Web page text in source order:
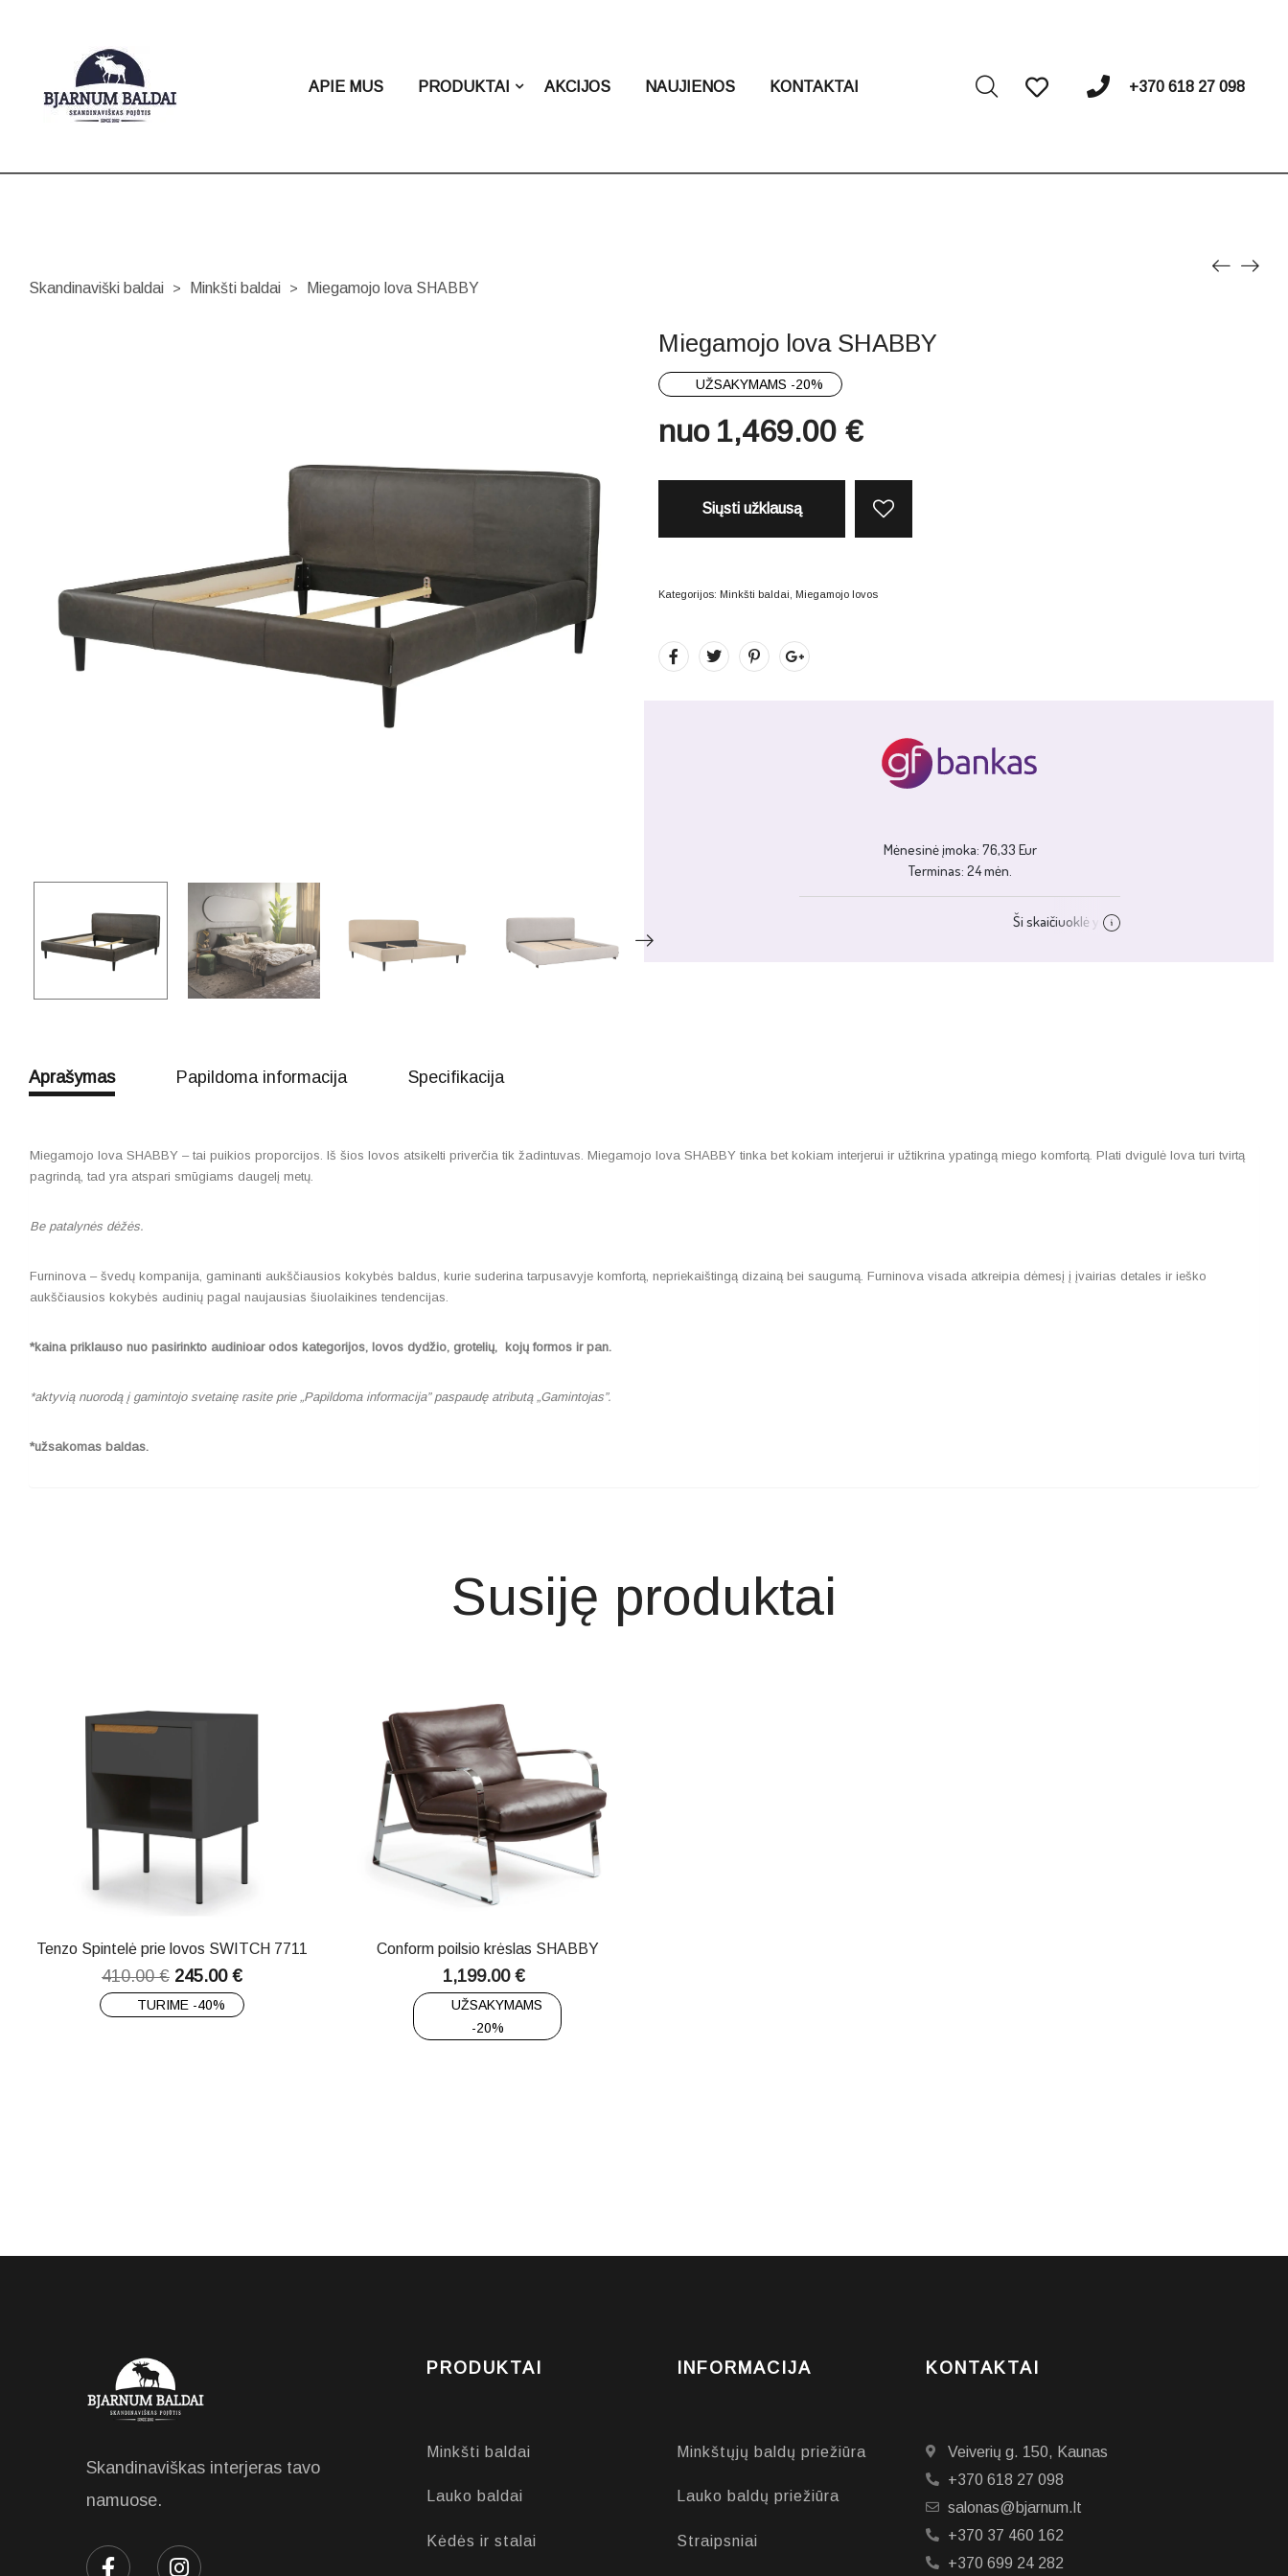
APIE MUS PRODUKTAI AKCIJOS NAUJIENOS KONTAKTAI +370 618 27 098
Skandinaviški baldai > Minkšti baldai > Miegamojo lova SHABBY
Miegamojo lova SHABBY
UŽSAKYMAMS -20%
nuo 1,469.00 €
Siųsti užklausą
Kategorijos: Minkšti baldai Miegamojo lovos
Aprašymas Papildoma informacija Specifikacija
Miegamojo lova SHABBY – tai puikios proporcijos. Iš šios lovos atsikelti priverčia tik žadintuvas. Miegamojo lova SHABBY tinka bet kokiam interjerui ir užtikrina ypatingą miego komfortą. Plati dvigulė lova turi tvirtą
pagrindą, tad yra atspari smūgiams daugelį metų.
Be patalynės dėžės.
Furninova – švedų kompanija, gaminanti aukščiausios kokybės baldus, kurie suderina tarpusavyje komfortą, nepriekaištingą dizainą bei saugumą. Furninova visada atkreipia dėmesį į įvairias detales ir ieško
aukščiausios kokybės audinių pagal naujausias šiuolaikines tendencijas.
*kaina priklauso nuo pasirinkto audinioar odos kategorijos, lovos dydžio, grotelių, kojų formos ir pan.
*aktyvią nuorodą į gamintojo svetainę rasite prie „Papildoma informacija” paspaudę atributą „Gamintojas”.
*užsakomas baldas.
Susiję produktai
Tenzo Spintelė prie lovos SWITCH 7711
410.00€ 245.00 €
TURIME -40%
Conform poilsio krėslas SHABBY
1,199.00 €
UŽSAKYMAMS
-20%
Skandinaviškas interjeras tavo
namuose.
PRODUKTAI
Minkšti baldai
Lauko baldai
Kėdės ir stalai
INFORMACIJA
Minkštųjų baldų priežiūra
Lauko baldų priežiūra
Straipsniai
KONTAKTAI
Veiverių g. 150, Kaunas
+370 618 27 098
salonas@bjarnum.lt
+370 37 460 162
+370 699 24 282